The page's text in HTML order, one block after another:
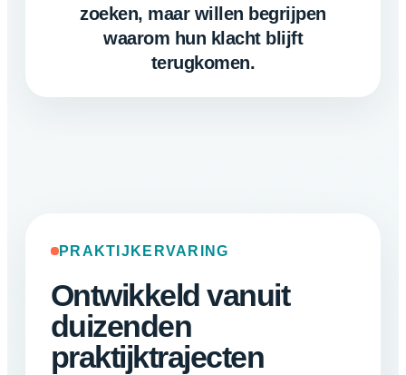
zoeken, maar willen begrijpen
waarom hun klacht blijft
terugkomen.
PRAKTIJKERVARING
Ontwikkeld vanuit
duizenden
praktijktrajecten